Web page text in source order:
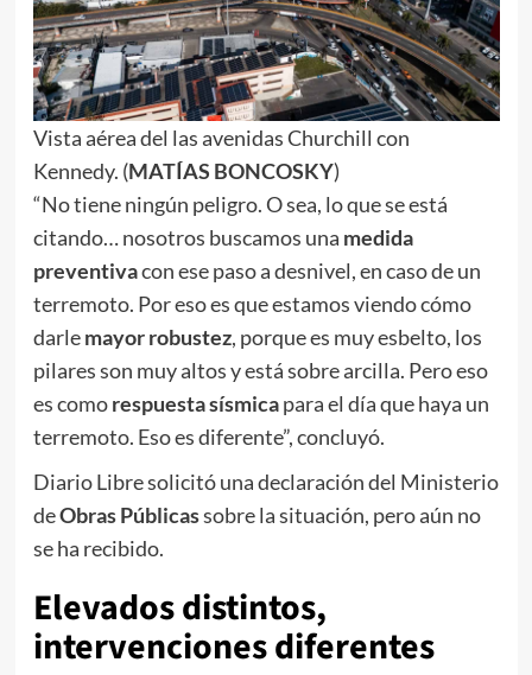
Vista aérea del las avenidas Churchill con
Kennedy. (MATÍAS BONCOSKY)
“No tiene ningún peligro. O sea, lo que se está
citando… nosotros buscamos una medida
preventivacon ese paso a desnivel, en caso de un
terremoto. Por eso es que estamos viendo cómo
darlemayor robustez, porque es muy esbelto, los
pilares son muy altos y está sobre arcilla. Pero eso
es comorespuesta sísmicapara el día que haya un
terremoto. Eso es diferente”, concluyó.
Diario Libre solicitó una declaración del Ministerio
deObras Públicassobre la situación, pero aún no
se ha recibido.
Elevados distintos,
intervenciones diferentes